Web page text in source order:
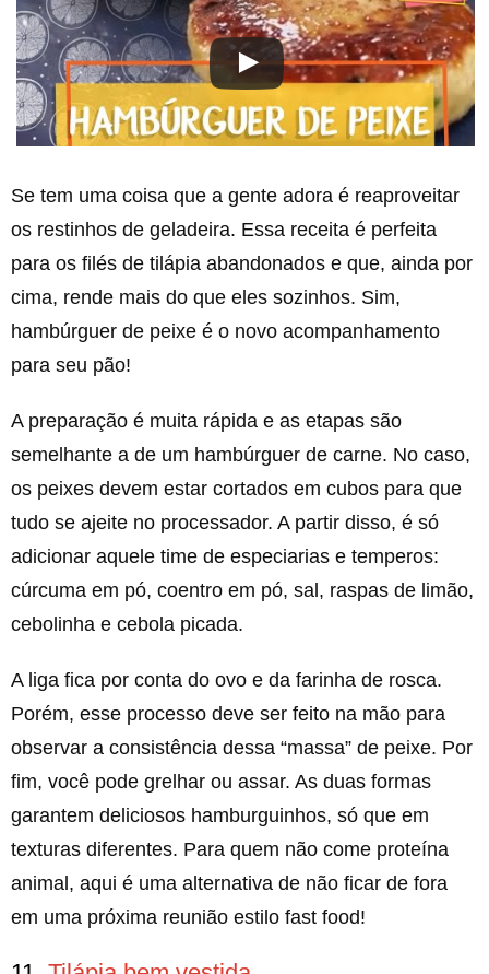
Se tem uma coisa que a gente adora é reaproveitar
os restinhos de geladeira. Essa receita é perfeita
para os filés de tilápia abandonados e que, ainda por
cima, rende mais do que eles sozinhos. Sim,
hambúrguer de peixe é o novo acompanhamento
para seu pão!
A preparação é muita rápida e as etapas são
semelhante a de um hambúrguer de carne. No caso,
os peixes devem estar cortados em cubos para que
tudo se ajeite no processador. A partir disso, é só
adicionar aquele time de especiarias e temperos:
cúrcuma em pó, coentro em pó, sal, raspas de limão,
cebolinha e cebola picada.
A liga fica por conta do ovo e da farinha de rosca.
Porém, esse processo deve ser feito na mão para
observar a consistência dessa “massa” de peixe. Por
fim, você pode grelhar ou assar. As duas formas
garantem deliciosos hamburguinhos, só que em
texturas diferentes. Para quem não come proteína
animal, aqui é uma alternativa de não ficar de fora
em uma próxima reunião estilo fast food!